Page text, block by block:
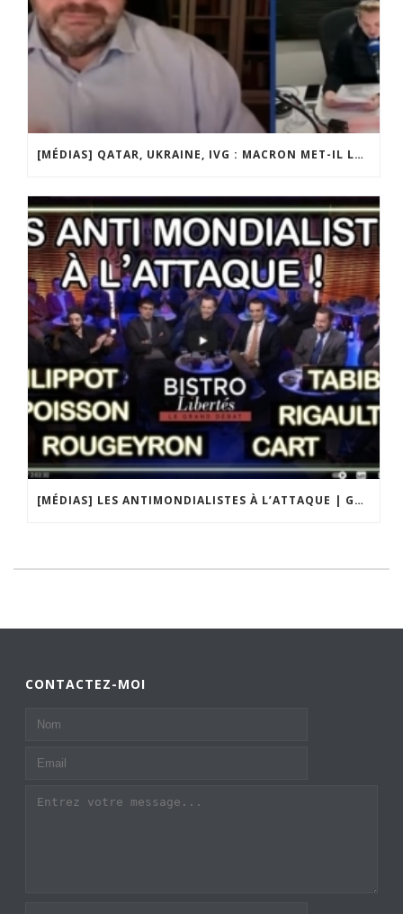
[MÉDIAS] QATAR, UKRAINE, IVG : MACRON MET-IL LA FRANCE EN DANGER ? JF POISSON INVITÉ DE LIGNE DROITE SUR RADIO COURTOISIE
[MÉDIAS] LES ANTIMONDIALISTES À L’ATTAQUE | GRAND DÉBAT DE BRISTO LIBERTÉS
CONTACTEZ-MOI